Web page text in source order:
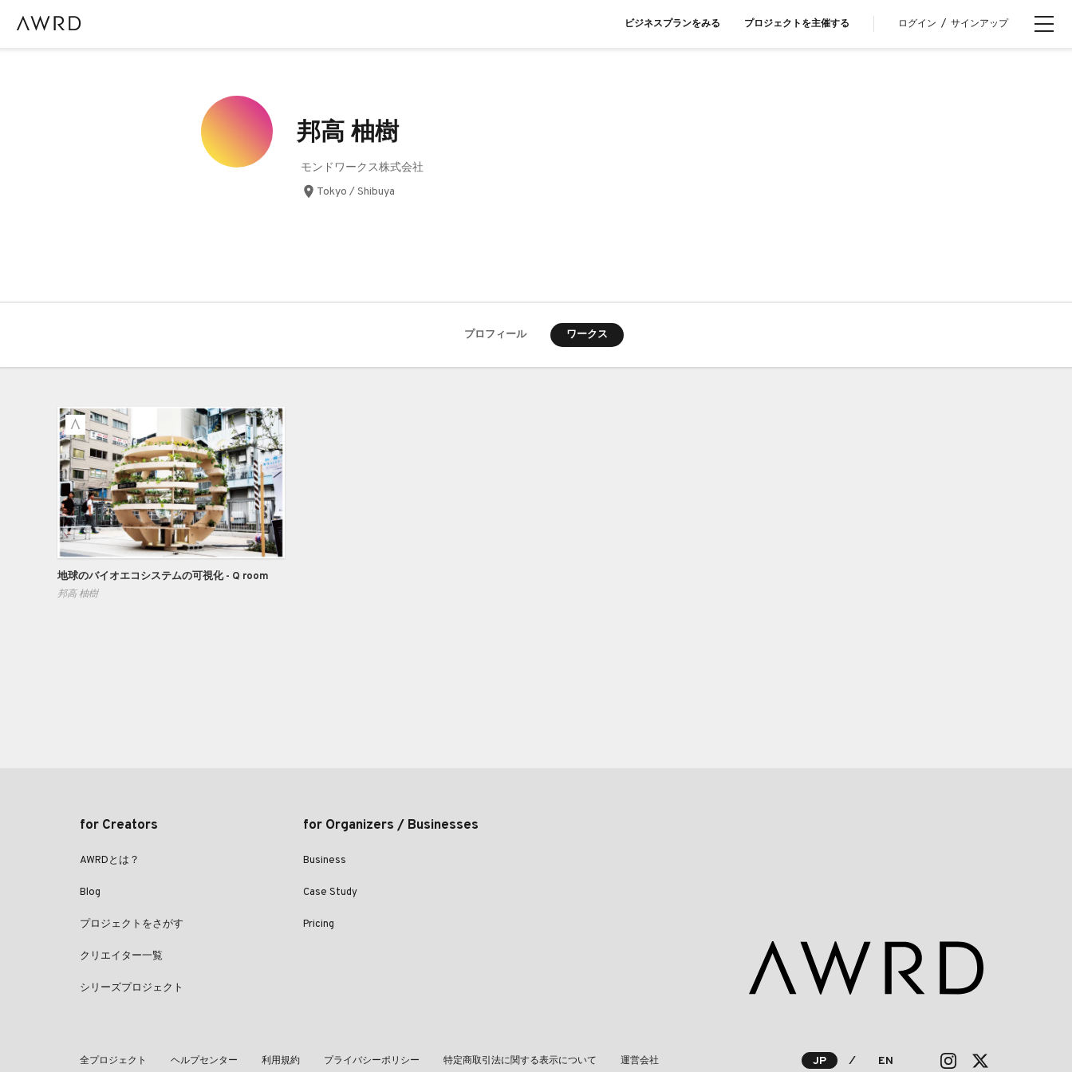
ビジネスプランをみる プロジェクトを主催する ログイン / サインアップ
邦高 柚樹
モンドワークス株式会社
Tokyo / Shibuya
プロフィール ワークス
地球のバイオエコシステムの可視化 - Q room
邦高 柚樹
for Creators
AWRDとは？
Blog
プロジェクトをさがす
クリエイター一覧
シリーズプロジェクト
for Organizers / Businesses
Business
Case Study
Pricing
全プロジェクト ヘルプセンター 利用規約 プライバシーポリシー 特定商取引法に関する表示について 運営会社 JP ⁄ EN